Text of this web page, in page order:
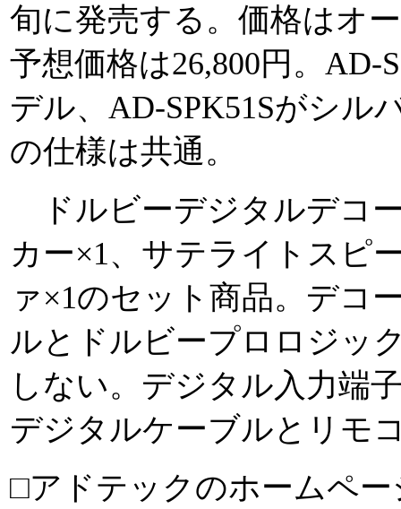
旬に発売する。価格はオ
予想価格は26,800円。AD-
デル、AD-SPK51Sがシル
の仕様は共通。
ドルビーデジタルデコ
カー×1、サテライトスピ
ァ×1のセット商品。デコ
ルとドルビープロロジッ
しない。デジタル入力端
デジタルケーブルとリモ
□アドテックのホームペー